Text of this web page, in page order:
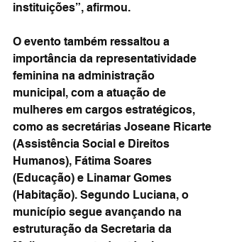
instituições”, afirmou.
O evento também ressaltou a
importância da representatividade
feminina na administração
municipal, com a atuação de
mulheres em cargos estratégicos,
como as secretárias Joseane Ricarte
(Assistência Social e Direitos
Humanos), Fátima Soares
(Educação) e Linamar Gomes
(Habitação). Segundo Luciana, o
município segue avançando na
estruturação da Secretaria da